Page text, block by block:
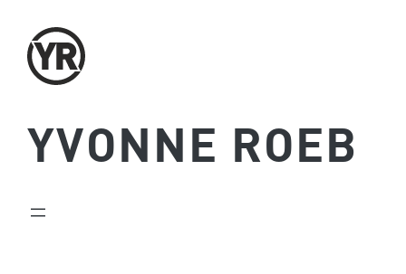
Inhalt
springen
YVONNE ROEB